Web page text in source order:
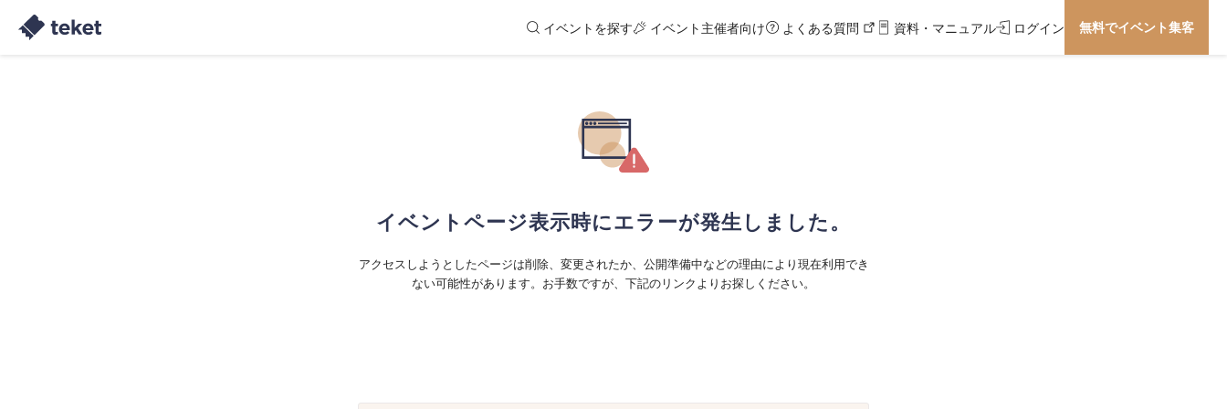
イベントを探す イベント主催者向け よくある質問 資料・マニュアル ログイン 無料でイベント集客
イベントページ表示時にエラーが発生しました。
アクセスしようとしたページは削除、変更されたか、公開準備中などの理由により現在利用でき
ない可能性があります。お手数ですが、下記のリンクよりお探しください。